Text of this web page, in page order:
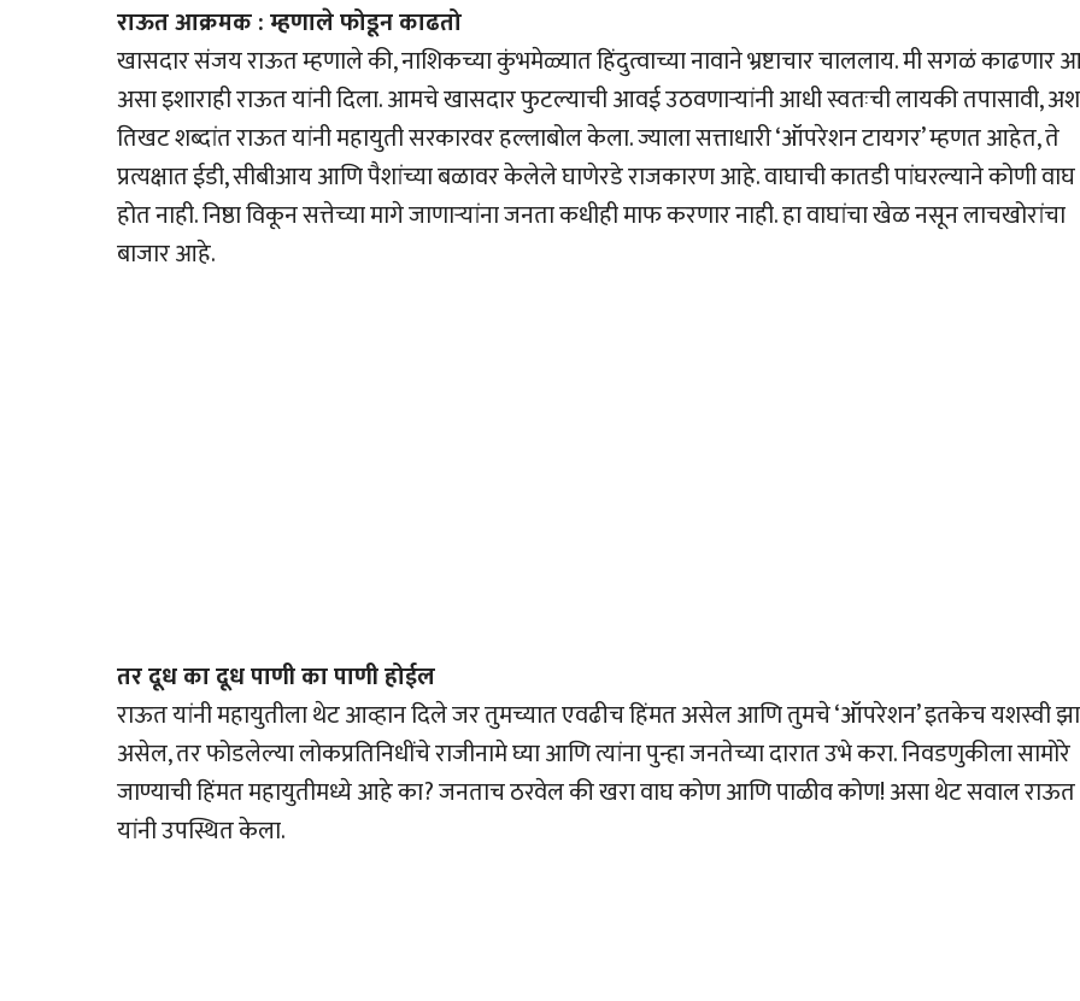
राऊत आक्रमक : म्हणाले फोडून काढतो
खासदार संजय राऊत म्हणाले की, नाशिकच्या कुंभमेळ्यात हिंदुत्वाच्या नावाने भ्रष्टाचार चाललाय. मी सगळं काढणार
असा इशाराही राऊत यांनी दिला. आमचे खासदार फुटल्याची आवई उठवणार्‍यांनी आधी स्वतःची लायकी तपासावी,
तिखट शब्दांत राऊत यांनी महायुती सरकारवर हल्लाबोल केला. ज्याला सत्ताधारी ‘ऑपरेशन टायगर’ म्हणत आहेत, ते
प्रत्यक्षात ईडी, सीबीआय आणि पैशांच्या बळावर केलेले घाणेरडे राजकारण आहे. वाघाची कातडी पांघरल्याने कोणी वाघ
होत नाही. निष्ठा विकून सत्तेच्या मागे जाणार्‍यांना जनता कधीही माफ करणार नाही. हा वाघांचा खेळ नसून लाचखोरांचा
बाजार आहे.
तर दूध का दूध पाणी का पाणी होईल
राऊत यांनी महायुतीला थेट आव्हान दिले जर तुमच्यात एवढीच हिंमत असेल आणि तुमचे ‘ऑपरेशन’ इतकेच यशस्वी
असेल, तर फोडलेल्या लोकप्रतिनिधींचे राजीनामे घ्या आणि त्यांना पुन्हा जनतेच्या दारात उभे करा. निवडणुकीला सामोरे
जाण्याची हिंमत महायुतीमध्ये आहे का? जनताच ठरवेल की खरा वाघ कोण आणि पाळीव कोण! असा थेट सवाल राऊत
यांनी उपस्थित केला.